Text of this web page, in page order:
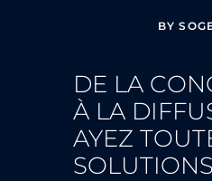
BY
DE LA
À LA
AYEZ